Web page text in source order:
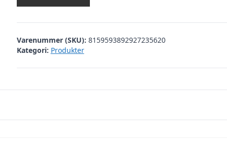
Varenummer (SKU): 8159593892927235620
Kategori: Produkter